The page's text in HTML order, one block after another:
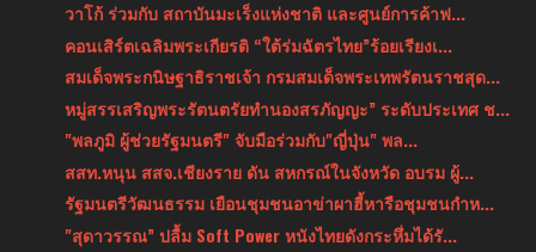
วาโก้ ร่วมกับ สถาบันมะเร็งแห่งชาติ และศูนย์การค้าฟ...
คอนเสิร์ตเฉลิมพระเกียรติ “ใต้ร่มฉัตรไทย”ร้อยเรียงเ...
สมเด็จพระกนิษฐาธิราชเจ้า กรมสมเด็จพระเทพรัตนราชสุด...
หมู่สรรเสริญพระรัตนตรัยทำนองสรภัญญะ” ระดับประเทศ ช...
"พลภูมิ ผู้ช่วยรัฐมนตรี" จับมือร่วมกับ"ญี่ปุ่น" พล...
สสท.หนุน สสจ.เชียงราย ดัน สหกรณ์ในจังหวัด อบรม ผู้...
รัฐมนตรีวัฒนธรรม เยือนชุมชนอาข่าผาฮี้หารือชุมชนกำห...
"สุดาวรรณ” ปลื้ม Soft Power หนังไทยดังกระหึ่มได้รั...